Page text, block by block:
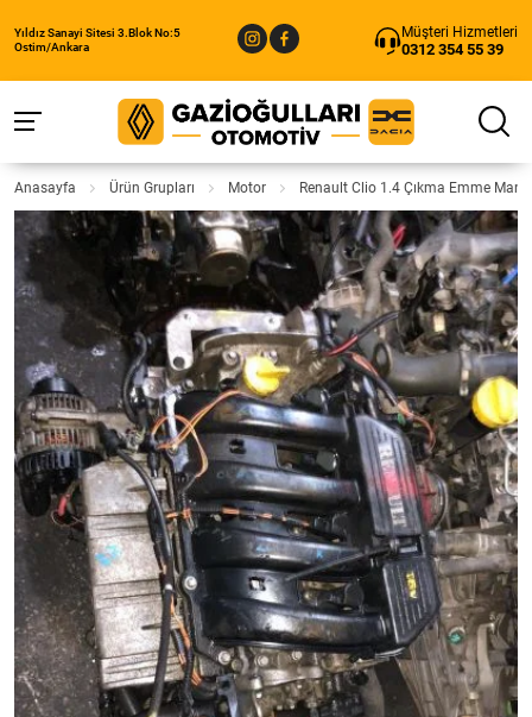
Yıldız Sanayi Sitesi 3.Blok No:5
Ostim/Ankara
Müşteri Hizmetleri
0312 354 55 39
Anasayfa Ürün Grupları Motor Renault Clio 1.4 Çıkma Emme